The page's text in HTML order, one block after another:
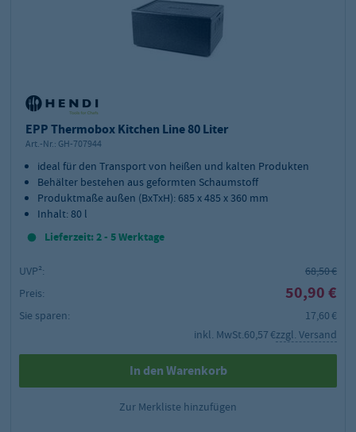
EPP Thermobox Kitchen Line 80 Liter
Art.-Nr.: GH-707944
ideal für den Transport von heißen und kalten Produkten
Behälter bestehen aus geformten Schaumstoff
Produktmaße außen (BxTxH): 685 x 485 x 360 mm
Inhalt: 80 l
Lieferzeit: 2 - 5 Werktage
UVP²:
68,50 €
Preis:
50,90 €
Sie sparen:
17,60 €
inkl. MwSt.60,57 €zzgl. Versand
In den Warenkorb
Zur Merkliste hinzufügen